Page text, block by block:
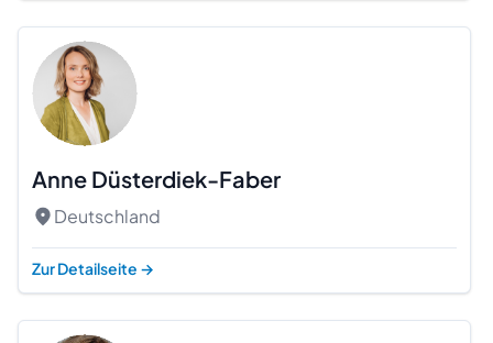
Anne Düsterdiek-Faber
Deutschland
Zur Detailseite →